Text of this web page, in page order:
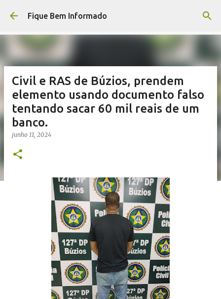
Pular para o conteúdo principal
Fique Bem Informado
Civil e RAS de Búzios, prendem
elemento usando documento falso
tentando sacar 60 mil reais de um
banco.
junho 11, 2024